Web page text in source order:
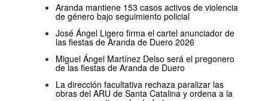
Aranda mantiene 153 casos activos de violencia
de género bajo seguimiento policial
José Ángel Ligero firma el cartel anunciador de
las fiestas de Aranda de Duero 2026
Miguel Ángel Martínez Delso será el pregonero
de las fiestas de Aranda de Duero
La dirección facultativa rechaza paralizar las
obras del ARU de Santa Catalina y ordena a la